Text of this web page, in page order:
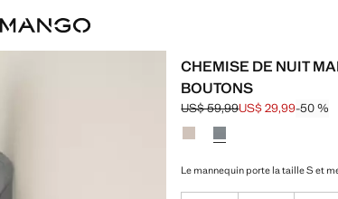
CHEMISE DE NUIT
BOUTONS
Prix initial barré [US$ 59,99 ]
US$ 59,99
Prix actuel [US$ 29,99 ]
US$ 29,99-50 %
Choisissez une couleur
Le mannequin porte la taille S et